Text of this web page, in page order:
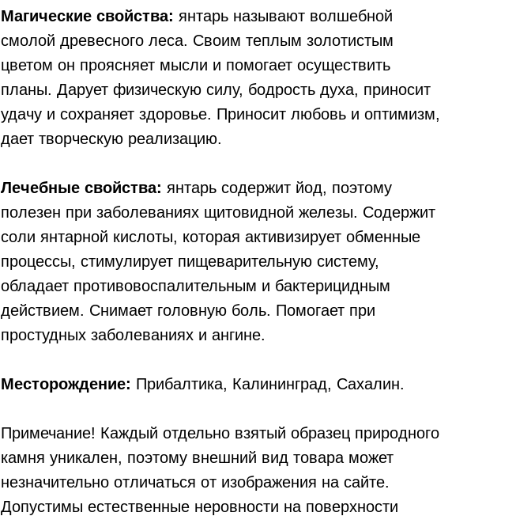
Магические свойства: янтарь называют волшебной
смолой древесного леса. Своим теплым золотистым
цветом он проясняет мысли и помогает осуществить
планы. Дарует физическую силу, бодрость духа, приносит
удачу и сохраняет здоровье. Приносит любовь и оптимизм,
дает творческую реализацию.
Лечебные свойства: янтарь содержит йод, поэтому
полезен при заболеваниях щитовидной железы. Содержит
соли янтарной кислоты, которая активизирует обменные
процессы, стимулирует пищеварительную систему,
обладает противовоспалительным и бактерицидным
действием. Снимает головную боль. Помогает при
простудных заболеваниях и ангине.
Месторождение: Прибалтика, Калининград, Сахалин.
Примечание! Каждый отдельно взятый образец природного
камня уникален, поэтому внешний вид товара может
незначительно отличаться от изображения на сайте.
Допустимы естественные неровности на поверхности